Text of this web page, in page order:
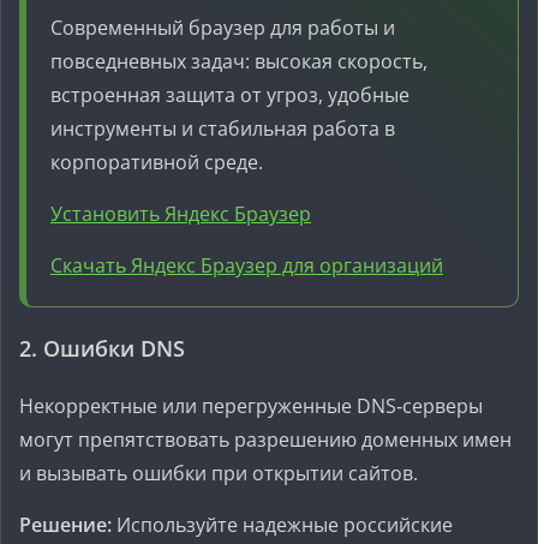
Современный браузер для работы и
повседневных задач: высокая скорость,
встроенная защита от угроз, удобные
инструменты и стабильная работа в
корпоративной среде.
Установить Яндекс Браузер
Скачать Яндекс Браузер для организаций
2. Ошибки DNS
Некорректные или перегруженные DNS‑серверы
могут препятствовать разрешению доменных имен
и вызывать ошибки при открытии сайтов.
Решение: Используйте надежные российские